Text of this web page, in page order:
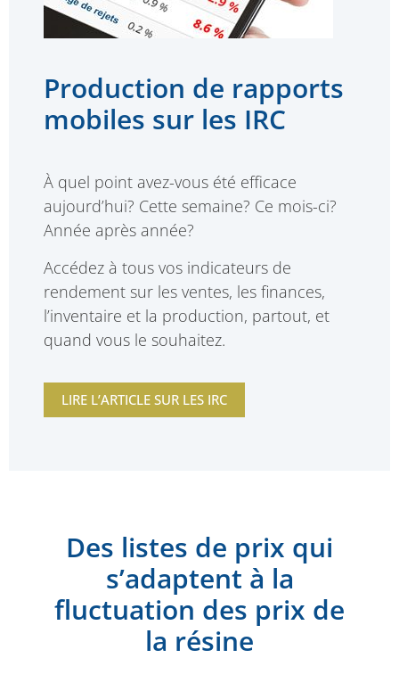
Production de rapports
mobiles sur les IRC
À quel point avez-vous été efficace
aujourd’hui? Cette semaine? Ce mois-ci?
Année après année?
Accédez à tous vos indicateurs de
rendement sur les ventes, les finances,
l’inventaire et la production, partout, et
quand vous le souhaitez.
LIRE L’ARTICLE SUR LES IRC
Des listes de prix qui
s’adaptent à la
fluctuation des prix de
la résine